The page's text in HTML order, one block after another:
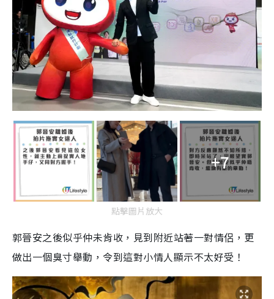
+7
點擊圖片放大
郭晉安之後似乎仲未肯收，見到附近站著一對情侶，更
做出一個臭寸舉動，令到這對小情人顯示不太好受！